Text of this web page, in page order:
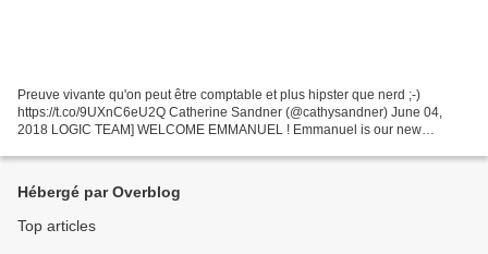
Preuve vivante qu'on peut être comptable et plus hipster que nerd ;-)
https://t.co/9UXnC6eU2Q Catherine Sandner (@cathysandner) June 04,
2018 LOGIC TEAM] WELCOME EMMANUEL ! Emmanuel is our new
Hébergé par Overblog
Top articles